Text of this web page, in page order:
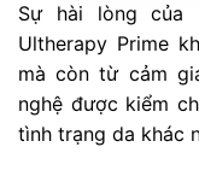
Sự hài lòng của
Ultherapy Prime
mà còn từ cảm
nghệ được kiểm
tình trạng da khác